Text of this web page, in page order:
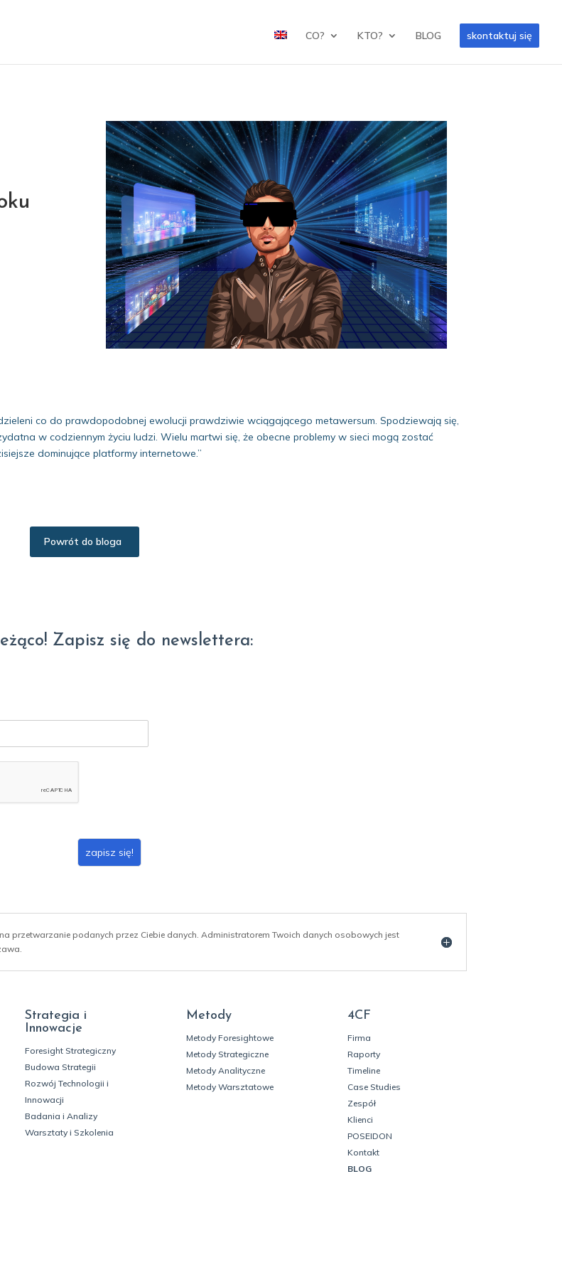
CO? KTO? BLOG skontaktuj się
co do prawdopodobnej ewolucji prawdziwie wciągającego metawersum. Spodziewają się,
w codziennym życiu ludzi. Wielu martwi się, że obecne problemy w sieci mogą zostać
dominujące platformy internetowe.”
Powrót do bloga
Zapisz się do newslettera:
zapisz się!
przetwarzanie podanych przez Ciebie danych. Administratorem Twoich danych osobowych jest
Strategia i
Innowacje
Foresight Strategiczny
Budowa Strategii
Rozwój Technologii i
Innowacji
Badania i Analizy
Warsztaty i Szkolenia
Metody
Metody Foresightowe
Metody Strategiczne
Metody Analityczne
Metody Warsztatowe
4CF
Firma
Raporty
Timeline
Case Studies
Zespół
Klienci
POSEIDON
Kontakt
BLOG